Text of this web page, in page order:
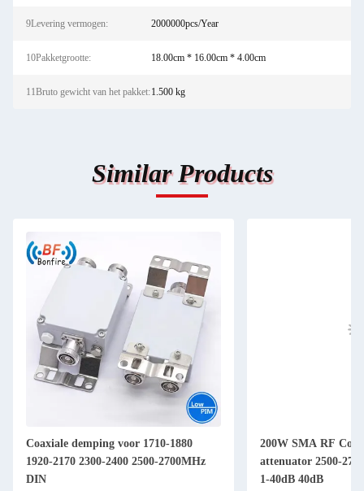
9Levering vermogen: 2000000pcs/Year
10Pakketgrootte: 18.00cm * 16.00cm * 4.00cm
11Bruto gewicht van het pakket:1.500 kg
Similar Products
Coaxiale demping voor 1710-1880
1920-2170 2300-2400 2500-2700MHz
DIN
200W SMA RF
attenuator 2500-
1-40dB 40dB